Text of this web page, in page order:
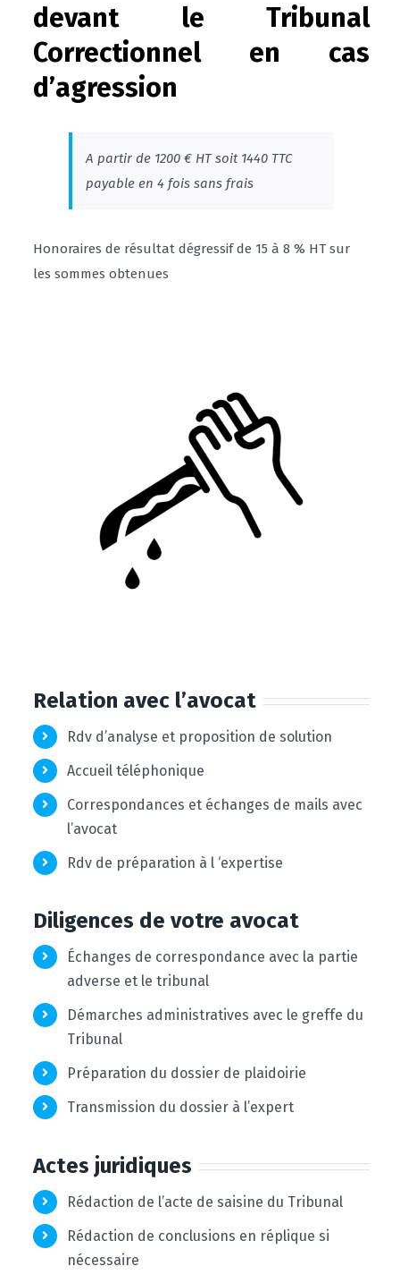
devant le Tribunal
Correctionnel en cas
d’agression
A partir de 1200 € HT soit 1440 TTC
payable en 4 fois sans frais
Honoraires de résultat dégressif de 15 à 8 % HT sur
les sommes obtenues
Relation avec l’avocat
Rdv d’analyse et proposition de solution
Accueil téléphonique
Correspondances et échanges de mails avec
l’avocat
Rdv de préparation à l ‘expertise
Diligences de votre avocat
Échanges de correspondance avec la partie
adverse et le tribunal
Démarches administratives avec le greffe du
Tribunal
Préparation du dossier de plaidoirie
Transmission du dossier à l’expert
Actes juridiques
Rédaction de l’acte de saisine du Tribunal
Rédaction de conclusions en réplique si
nécessaire